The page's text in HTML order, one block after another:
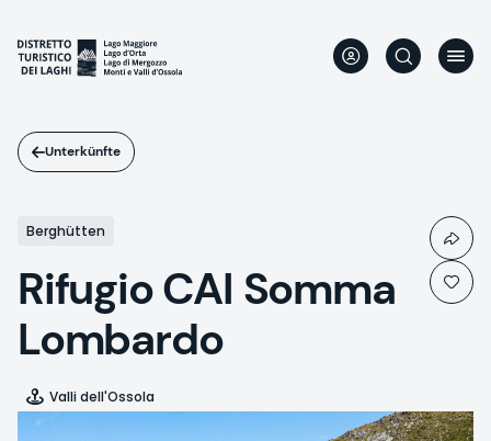
Inhalt
Unterkünfte
Berghütten
Rifugio CAI Somma
Lombardo
Valli dell'Ossola